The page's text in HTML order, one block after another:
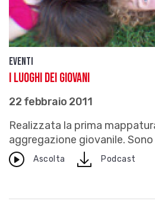
Eventi
I luoghi dei giovani
22 febbraio 2011
Realizzata la prima
aggregazione giovanile.
Ascolta downloadPodcast